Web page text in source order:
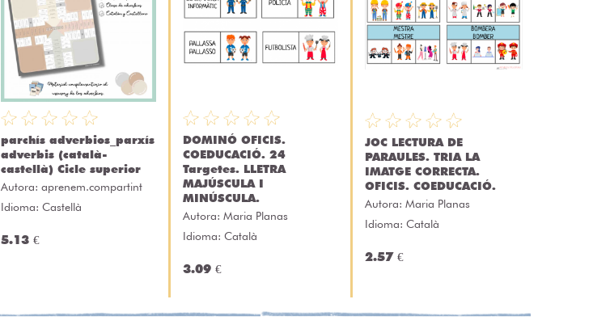
parchís adverbios_parxís
adverbis (català-
castellà) Cicle superior
Autora: aprenem.compartint
Idioma: Castellà
5.13 €
DOMINÓ OFICIS.
COEDUCACIÓ. 24
Targetes. LLETRA
MAJÚSCULA I
MINÚSCULA.
Autora: Maria Planas
Idioma: Català
3.09 €
JOC LECTURA DE
PARAULES. TRIA LA
IMATGE CORRECTA.
OFICIS. COEDUCACIÓ.
Autora: Maria Planas
Idioma: Català
2.57 €